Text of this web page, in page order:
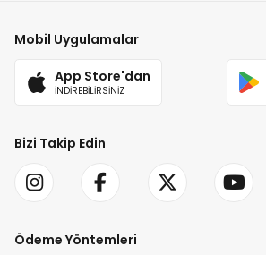
Mobil Uygulamalar
App Store'dan
İNDİREBİLİRSİNİZ
Bizi Takip Edin
Ödeme Yöntemleri